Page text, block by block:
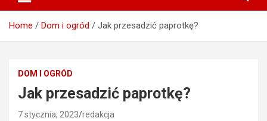
Home Dom i ogród Jak przesadzić paprotkę?
DOM I OGRÓD
Jak przesadzić paprotkę?
7 stycznia, 2023 redakcja